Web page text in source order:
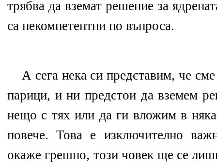
трябва да вземат решение за
са некомпетентни по въпроса.
А сега нека си представим, че
парици, и ни предстои да вземем
нещо с тях или да ги вложим в
повече. Това е изключително
окаже грешно, този човек ще се